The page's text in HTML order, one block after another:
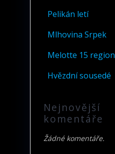
Pelikán letí
Mlhovina Srpek
Melotte 15 region
Hvězdní sousedé
Nejnovější
komentáře
Žádné komentáře.